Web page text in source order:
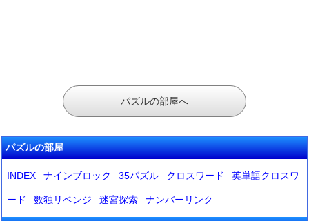
パズルの部屋へ
パズルの部屋
INDEX ナインブロック 35パズル クロスワード 英単語クロスワ
ード 数独リベンジ 迷宮探索 ナンバーリンク